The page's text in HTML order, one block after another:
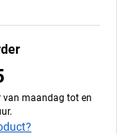
van maandag tot en